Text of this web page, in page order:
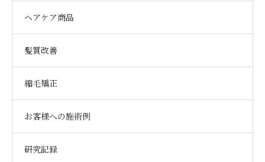
ヘアケア商品
髪質改善
縮毛矯正
お客様への施術例
研究記録